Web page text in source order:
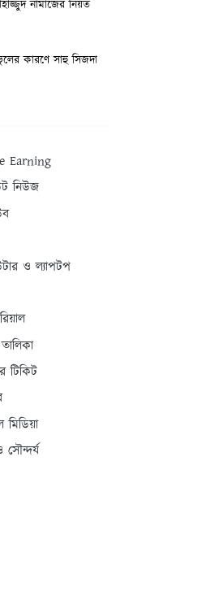
নামাজের নিয়ত
কারণে সাহু সিজদা
Earning
নিউজ
ও ল্যাপটপ
টিকিট
মিডিয়া
সৌন্দর্য